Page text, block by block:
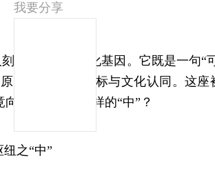
我要分享
在骨子里的文化基因。它既是一句“
腹地”的地理坐标与文化认同。这
人们展现了怎样的“中”？
之“中”